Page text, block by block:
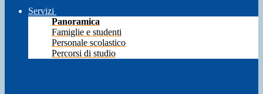
Servizi
Panoramica
Famiglie e studenti
Personale scolastico
Percorsi di studio